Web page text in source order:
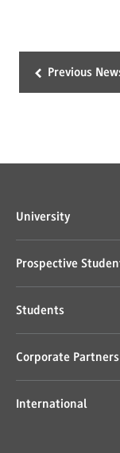
Previous
University
Prospective
Students
Corporate Partners
International